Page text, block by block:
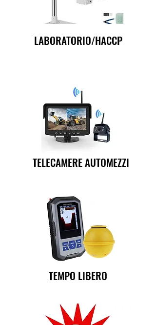
LABORATORIO/HACCP
TELECAMERE AUTOMEZZI
TEMPO LIBERO